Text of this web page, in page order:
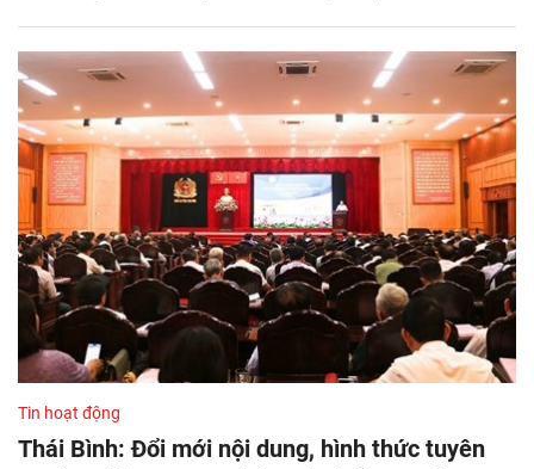
Tin hoạt động
Thái Bình: Đổi mới nội dung, hình thức tuyên